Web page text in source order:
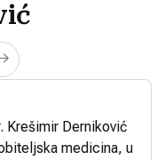
Krešimir Derniković
medicina, u